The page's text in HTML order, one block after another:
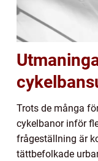
Trots de många
cykelbanor inför
frågeställning är
tättbefolkade